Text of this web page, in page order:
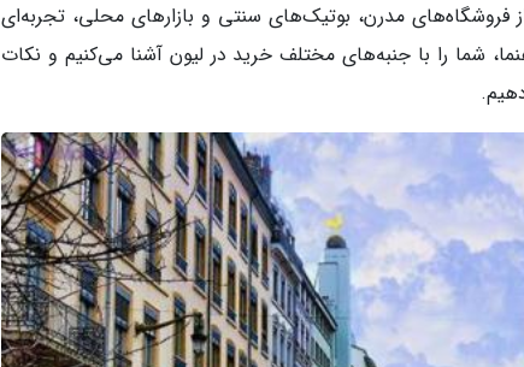
مدرن، بوتیک‌های سنتی و بازارهای محلی، تجربه‌ای
شما را با جنبه‌های مختلف خرید در لیون آشنا می‌کنیم و نکات